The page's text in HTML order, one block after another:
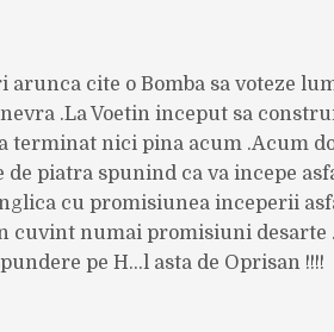
cite o Bomba sa voteze
.La Voetin inceput sa
terminat nici pina acum .Acum
de piatra spunind ca va incepe
cu promisiunea inceperii
numai promisiuni desarte
pe H…l asta de Oprisan !!!!